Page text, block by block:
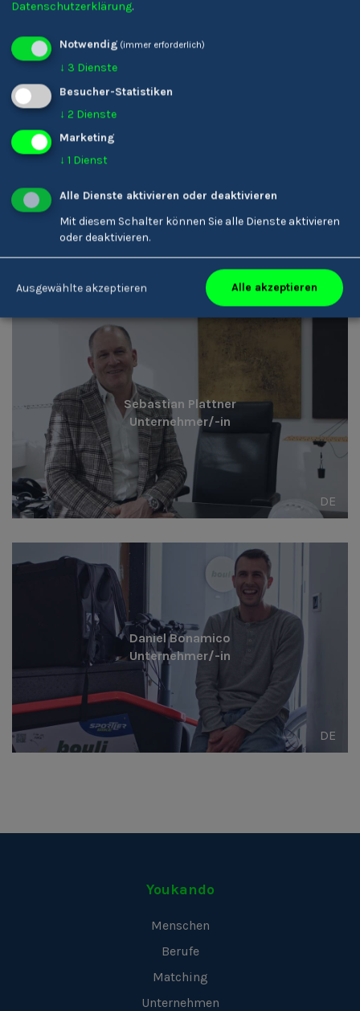
Unternehmer/-in
DE
Sebastian Plattner
Unternehmer/-in
DE
Daniel Bonamico
Unternehmer/-in
DE
Youkando
Menschen
Berufe
Matching
Unternehmen
Datenschutzerklärung.
Notwendig (immer erforderlich)
↓ 3 Dienste
Besucher-Statistiken
↓ 2 Dienste
Marketing
↓ 1 Dienst
Alle Dienste aktivieren oder deaktivieren
Mit diesem Schalter können Sie alle Dienste aktivieren
oder deaktivieren.
Ausgewählte akzeptieren Alle akzeptieren